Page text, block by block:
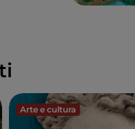
Arte e cultura